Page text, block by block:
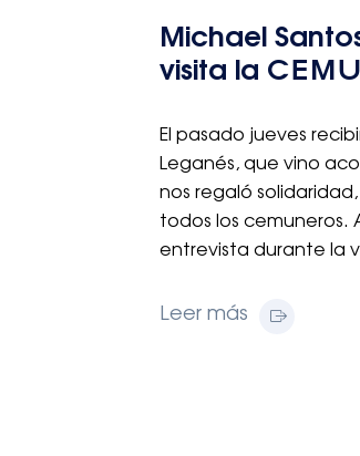
Michael
visita la CEMU
El pasado jueves
Leganés, que vino
nos regaló
todos los cemuneros.
entrevista durante la
Leer más